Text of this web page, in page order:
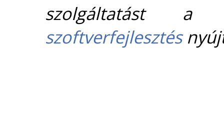
szolgáltatást
szoftverfejlesztés